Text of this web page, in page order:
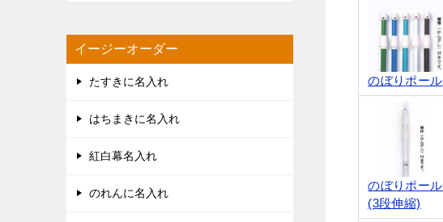
のぼりポール
のぼりポール
(3段伸縮)
イージーオーダー
たすきに名入れ
はちまきに名入れ
紅白幕名入れ
のれんに名入れ